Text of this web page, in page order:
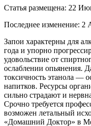
Статья размещена: 22
Последнее изменение: 2
Запои характерны для
года и упорно
удовольствие от
ослаблении опьянения.
токсичность этанола —
напитков. Ресурсы
сильно страдают и
Срочно требуется
возможен летальный
«Домашний Доктор» в